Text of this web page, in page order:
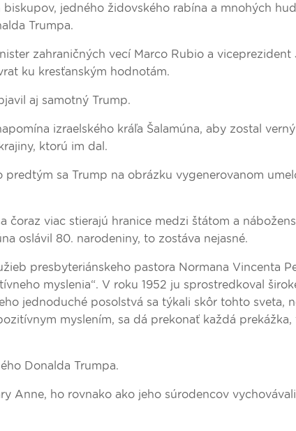
jedného židovského rabína a mnohých
Trumpa.
zahraničných vecí Marco Rubio a viceprezident
ku kresťanským hodnotám.
aj samotný Trump.
izraelského kráľa Šalamúna, aby zostal
ktorú im dal.
sa Trump na obrázku vygenerovanom
čoraz viac stierajú hranice medzi štátom a
oslávil 80. narodeniny, to zostáva nejasné.
presbyteriánskeho pastora Normana Vincenta
myslenia“. V roku 1952 ju sprostredkoval
jednoduché posolstvá sa týkali skôr tohto sveta,
myslením, sa dá prekonať každá prekážka,
Donalda Trumpa.
Anne, ho rovnako ako jeho súrodencov vychovávali